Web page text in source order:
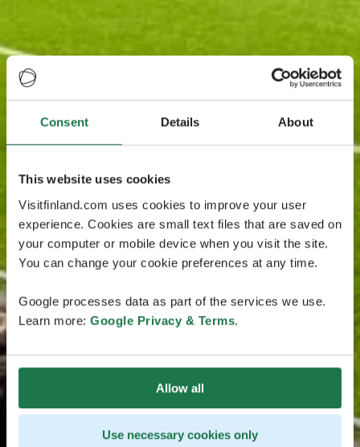
Consent Details About
This website uses cookies
Visitfinland.com uses cookies to improve your user
experience. Cookies are small text files that are saved on
your computer or mobile device when you visit the site.
You can change your cookie preferences at any time.
Google processes data as part of the services we use.
Learn more: Google Privacy & Terms.
Allow all
Use necessary cookies only